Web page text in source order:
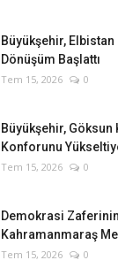
Büyükşehir,
Dönüşüm Başlattı
Tem 15, 2026 0
Büyükşehir, Göksun
Konforunu
Tem 15, 2026 0
Demokrasi Zaferinin
Kahramanmaraş
Tem 15, 2026 0